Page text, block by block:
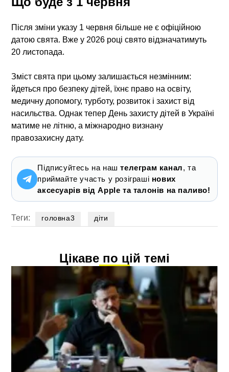
Після зміни указу 1 червня більше не є офіційною
датою свята. Вже у 2026 році свято відзначатимуть
20 листопада.
Зміст свята при цьому залишається незмінним:
йдеться про безпеку дітей, їхнє право на освіту,
медичну допомогу, турботу, розвиток і захист від
насильства. Однак тепер День захисту дітей в Україні
матиме не літню, а міжнародно визнану
правозахисну дату.
Підписуйтесь на наштелеграм канал, та
приймайте участь у розіграші нових
аксесуарів від Apple та талонів на паливо!
Теги: головна3 діти
Цікаве по цій темі